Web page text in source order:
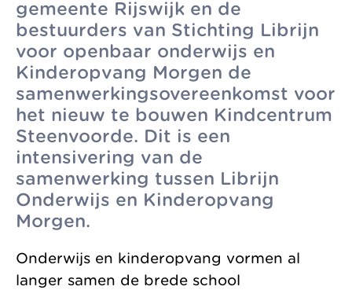
zonder
winstoogmerk,
voor de wereld van
Kinderopvang
Samenwerkingen
Organisatie
Jaarverslag
Allemaal vanuit
één gedeelde visie.
gemeente Rijswijk en de
bestuurders van Stichting Librijn
voor openbaar onderwijs en
Kinderopvang Morgen de
samenwerkingsovereenkomst voor
het nieuw te bouwen Kindcentrum
Steenvoorde. Dit is een
intensivering van de
samenwerking tussen Librijn
Onderwijs en Kinderopvang
Morgen.
Onderwijs en kinderopvang vormen al
langer samen de brede school